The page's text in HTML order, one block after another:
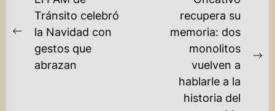
ENTRADAS
Previous
post:
Tránsito celebró
la Navidad con
gestos que
abrazan
recupera su
memoria: dos
monolitos
vuelven a
hablarle a la
historia del